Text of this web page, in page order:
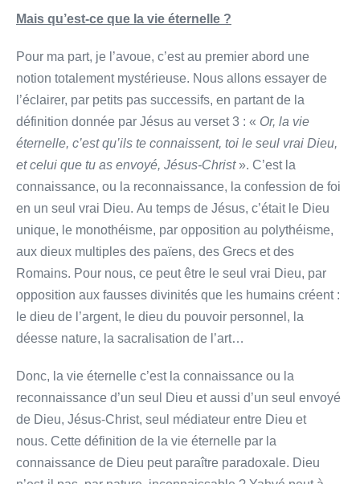
Mais qu’est-ce que la vie éternelle ?
Pour ma part, je l’avoue, c’est au premier abord une
notion totalement mystérieuse. Nous allons essayer de
l’éclairer, par petits pas successifs, en partant de la
définition donnée par Jésus au verset 3 : « Or, la vie
éternelle, c’est qu’ils te connaissent, toi le seul vrai Dieu,
et celui que tu as envoyé, Jésus-Christ». C’est la
connaissance, ou la reconnaissance, la confession de foi
en un seul vrai Dieu. Au temps de Jésus, c’était le Dieu
unique, le monothéisme, par opposition au polythéisme,
aux dieux multiples des païens, des Grecs et des
Romains. Pour nous, ce peut être le seul vrai Dieu, par
opposition aux fausses divinités que les humains créent :
le dieu de l’argent, le dieu du pouvoir personnel, la
déesse nature, la sacralisation de l’art…
Donc, la vie éternelle c’est la connaissance ou la
reconnaissance d’un seul Dieu et aussi d’un seul envoyé
de Dieu, Jésus-Christ, seul médiateur entre Dieu et
nous. Cette définition de la vie éternelle par la
connaissance de Dieu peut paraître paradoxale. Dieu